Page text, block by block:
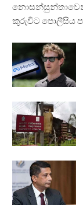
කුරුවිට පොලීසිය